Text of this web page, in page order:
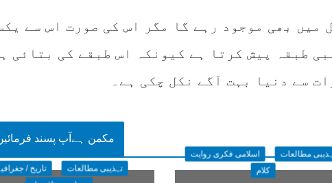
میں بھی موجود رہے گا مگر اس کی صورت اس سے
طبقہ پیش کرتا ہے کیونکہ اس طبقے کی بتائی
سے دنیا بہت آگے نکل چکی ہے۔
مکمن ہےآپ پسند
تاریخ /
تہذیبی مطالعات
اسلامی فکری روایت
مطالعات
کلام